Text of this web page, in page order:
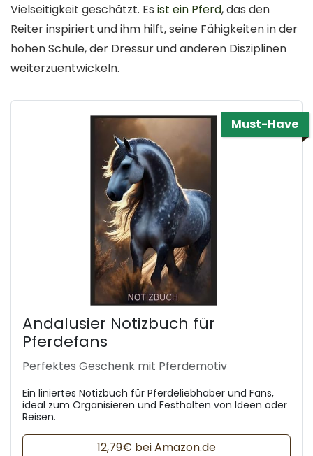
Vielseitigkeit geschätzt. Es ist ein Pferd, das den
Reiter inspiriert und ihm hilft, seine Fähigkeiten in der
hohen Schule, der Dressur und anderen Disziplinen
weiterzuentwickeln.
Must-Have
Andalusier Notizbuch für
Pferdefans
Perfektes Geschenk mit Pferdemotiv
Ein liniertes Notizbuch für Pferdeliebhaber und Fans,
ideal zum Organisieren und Festhalten von Ideen oder
Reisen.
12,79€ bei Amazon.de